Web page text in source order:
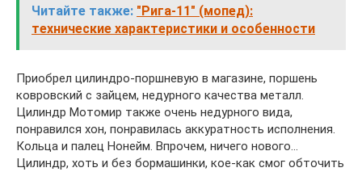
Читайте также: "Рига-11" (мопед):
технические характеристики и особенности
Приобрел цилиндро-поршневую в магазине, поршень
ковровский с зайцем, недурного качества металл.
Цилиндр Мотомир также очень недурного вида,
понравился хон, понравилась аккуратность исполнения.
Кольца и палец Нонейм. Впрочем, ничего нового…
Цилиндр, хоть и без бормашинки, кое-как смог обточить